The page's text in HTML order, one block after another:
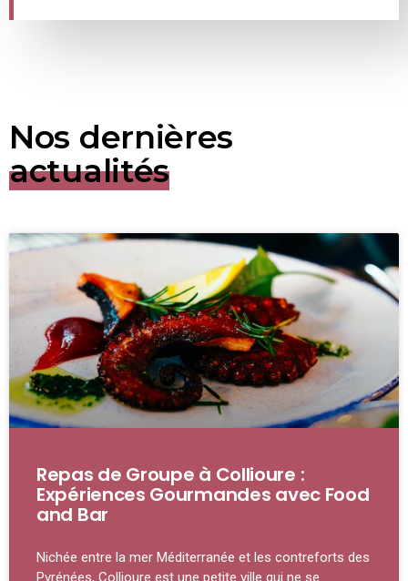
Nos dernières
actualités
Repas de Groupe à Collioure :
Expériences Gourmandes avec Food
and Bar
Nichée entre la mer Méditerranée et les contreforts des
Pyrénées, Collioure est une petite ville qui ne se